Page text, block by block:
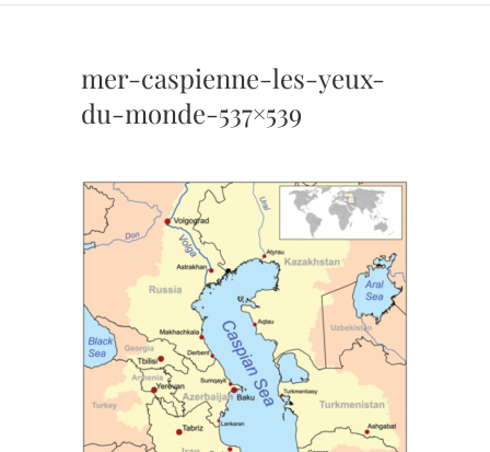
mer-caspienne-les-yeux-
du-monde-537×539